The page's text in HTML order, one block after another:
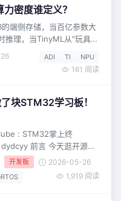
比如：串口、并口、网
一头，绝大多数都能统一
电脑那头永远只需要一个
密度谁定义？
端侧存储，当百亿参数大
推理，当TinyML从"玩具
未来概念，而是当下每个
紧迫的是"算力密度"的
成可部署的工程体系，意
ADI TI NPU
161 阅读
块STM32学习板！
: STM32掌上终
前言 今天逛开源广
单片机小白练手】的开源
上终端，也是一个STM32
你想用
开发板 2026-05-26
1,919 阅读